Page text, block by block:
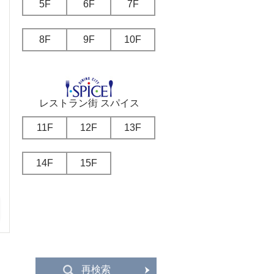
5F 6F 7F
8F 9F 10F
レストラン街 スパイス
11F 12F 13F
14F 15F
再検索